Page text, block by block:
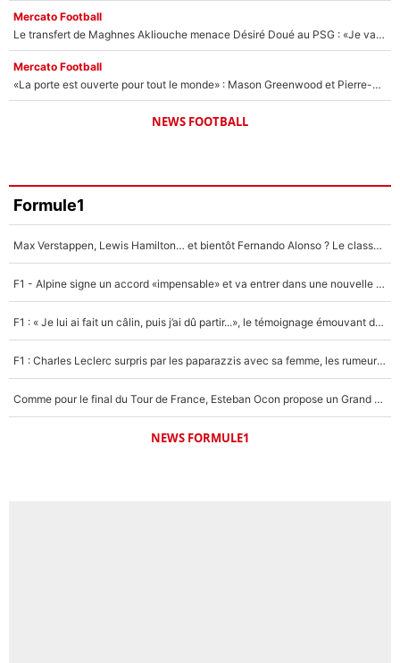
Mercato Football
Le transfert de Maghnes Akliouche menace Désiré Doué au PSG : «Je valide à 200%»
Mercato Football
«La porte est ouverte pour tout le monde» : Mason Greenwood et Pierre-Emerick Aubameyang ont quitté l'OM, Amine Gouiri balance sur la suite du mercato et sur la réaction du vestiaire !
NEWS FOOTBALL
Formule1
Max Verstappen, Lewis Hamilton… et bientôt Fernando Alonso ? Le classement des pilotes les mieux payés en Formule 1 risque de changer !
F1 - Alpine signe un accord «impensable» et va entrer dans une nouvelle dimension : Grande nouvelle pour Pierre Gasly !
F1 : « Je lui ai fait un câlin, puis j’ai dû partir...», le témoignage émouvant de Max Verstappen sur sa fille
F1 : Charles Leclerc surpris par les paparazzis avec sa femme, les rumeurs étaient vraies !
Comme pour le final du Tour de France, Esteban Ocon propose un Grand Prix de Formule 1 à Paris : «Autour de l’Arc de Triomphe, ce serait génial» !
NEWS FORMULE1